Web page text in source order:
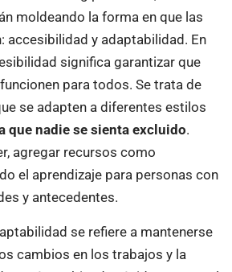
moldeando la forma en que las
accesibilidad y adaptabilidad. En
significa garantizar que
para todos. Se trata de
se adapten a diferentes estilos
que nadie se sienta excluido.
agregar recursos como
el aprendizaje para personas con
y antecedentes.
se refiere a mantenerse
cambios en los trabajos y la